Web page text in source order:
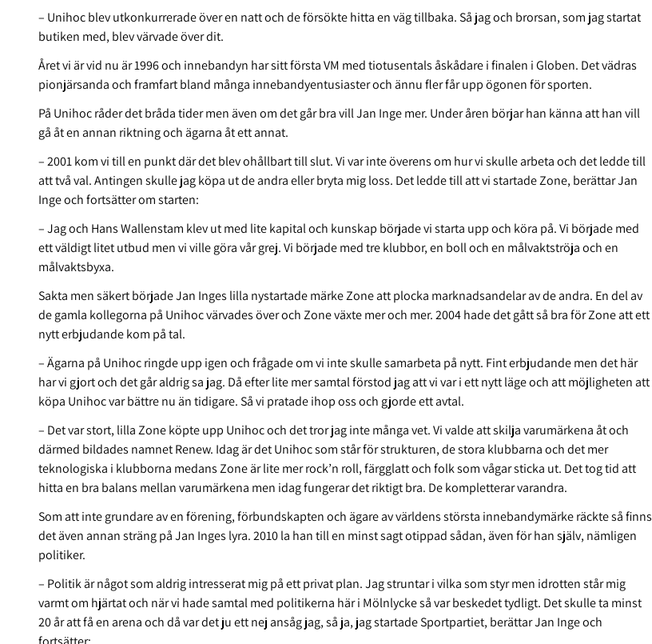
– Unihoc blev utkonkurrerade över en natt och de försökte hitta en väg tillbaka. Så jag och brorsan, som jag startat
butiken med, blev värvade över dit.
Året vi är vid nu är 1996 och innebandyn har sitt första VM med tiotusentals åskådare i finalen i Globen. Det vädras
pionjärsanda och framfart bland många innebandyentusiaster och ännu fler får upp ögonen för sporten.
På Unihoc råder det bråda tider men även om det går bra vill Jan Inge mer. Under åren börjar han känna att han vill
gå åt en annan riktning och ägarna åt ett annat.
– 2001 kom vi till en punkt där det blev ohållbart till slut. Vi var inte överens om hur vi skulle arbeta och det ledde till
att två val. Antingen skulle jag köpa ut de andra eller bryta mig loss. Det ledde till att vi startade Zone, berättar Jan
Inge och fortsätter om starten:
– Jag och Hans Wallenstam klev ut med lite kapital och kunskap började vi starta upp och köra på. Vi började med
ett väldigt litet utbud men vi ville göra vår grej. Vi började med tre klubbor, en boll och en målvaktströja och en
målvaktsbyxa.
Sakta men säkert började Jan Inges lilla nystartade märke Zone att plocka marknadsandelar av de andra. En del av
de gamla kollegorna på Unihoc värvades över och Zone växte mer och mer. 2004 hade det gått så bra för Zone att ett
nytt erbjudande kom på tal.
– Ägarna på Unihoc ringde upp igen och frågade om vi inte skulle samarbeta på nytt. Fint erbjudande men det här
har vi gjort och det går aldrig sa jag. Då efter lite mer samtal förstod jag att vi var i ett nytt läge och att möjligheten att
köpa Unihoc var bättre nu än tidigare. Så vi pratade ihop oss och gjorde ett avtal.
– Det var stort, lilla Zone köpte upp Unihoc och det tror jag inte många vet. Vi valde att skilja varumärkena åt och
därmed bildades namnet Renew. Idag är det Unihoc som står för strukturen, de stora klubbarna och det mer
teknologiska i klubborna medans Zone är lite mer rock’n roll, färgglatt och folk som vågar sticka ut. Det tog tid att
hitta en bra balans mellan varumärkena men idag fungerar det riktigt bra. De kompletterar varandra.
Som att inte grundare av en förening, förbundskapten och ägare av världens största innebandymärke räckte så finns
det även annan sträng på Jan Inges lyra. 2010 la han till en minst sagt otippad sådan, även för han själv, nämligen
politiker.
– Politik är något som aldrig intresserat mig på ett privat plan. Jag struntar i vilka som styr men idrotten står mig
varmt om hjärtat och när vi hade samtal med politikerna här i Mölnlycke så var beskedet tydligt. Det skulle ta minst
20 år att få en arena och då var det ju ett nej ansåg jag, så ja, jag startade Sportpartiet, berättar Jan Inge och